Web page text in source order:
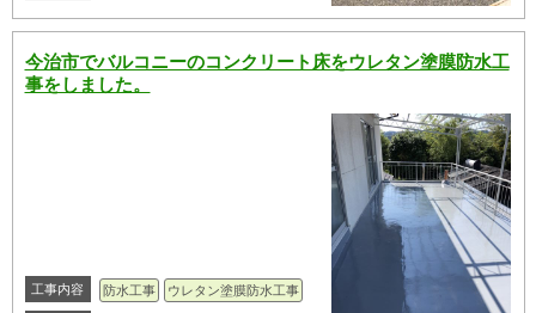
今治市でバルコニーのコンクリート床をウレタン塗膜防水工
事をしました。
工事内容 防水工事 ウレタン塗膜防水工事